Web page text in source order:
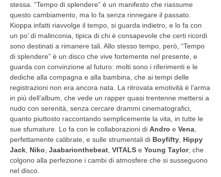
stessa. “Tempo di splendere” è un manifesto che riassume
questo cambiamento, ma lo fa senza rinnegare il passato.
Kioppa infatti riavvolge il tempo, si guarda indietro, e lo fa con
un po’ di malinconia, tipica di chi è consapevole che certi ricordi
sono destinati a rimanere tali. Allo stesso tempo, però, “Tempo
di splendere” è un disco che vive fortemente nel presente, e
guarda con convinzione al futuro: molti sono i riferimenti e le
dediche alla compagna e alla bambina, che ai tempi delle
registrazioni non era ancora nata. La ritrovata emotività è l’arma
in più dell’album, che vede un rapper quasi trentenne mettersi a
nudo con serenità, senza cercare drammi cinematografici,
quanto piuttosto raccontando semplicemente la vita, in tutte le
sue sfumature. Lo fa con le collaborazioni di Andro e Vena
perfettamente calibrate, e sulle strumentali di Boyfifty Hippy
Jack Niko Jaabarionthebeat VITALS e Young Taylor, che
colgono alla perfezione i cambi di atmosfere che si susseguono
nel disco.